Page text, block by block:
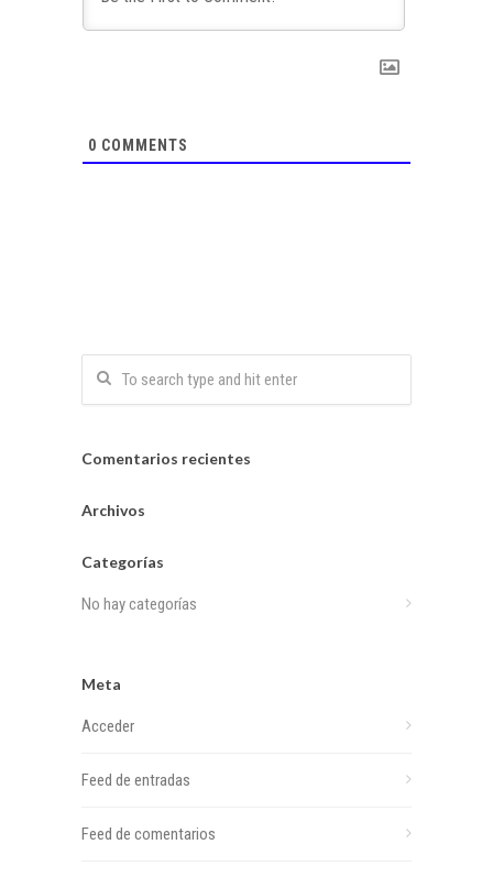
0 COMMENTS
Comentarios recientes
Archivos
Categorías
No hay categorías
Meta
Acceder
Feed de entradas
Feed de comentarios